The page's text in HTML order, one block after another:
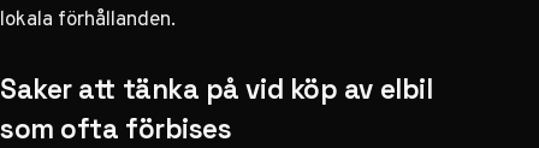
lokala förhållanden.
Saker att tänka på vid köp av elbil
som ofta förbises